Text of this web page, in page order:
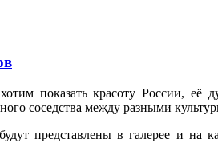
показать красоту России, её
соседства между разными
представлены в галерее и на